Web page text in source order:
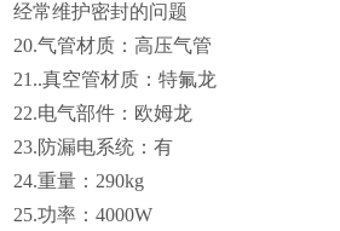
经常维护密封的问题
20.气管材质：高压气管
21..真空管材质：特氟龙
22.电气部件：欧姆龙
23.防漏电系统：有
24.重量：290kg
25.功率：4000W